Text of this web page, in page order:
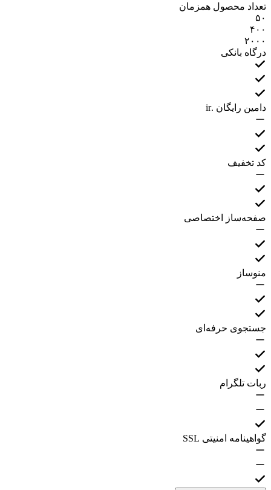
تعداد محصول همزمان
۵۰
۴۰۰
۲۰۰۰
درگاه بانکی
دامین رایگان .ir
کد تخفیف
صفحه‌ساز اختصاصی
منوساز
جستجوی حرفه‌ای
ربات تلگرام
گواهینامه امنیتی SSL